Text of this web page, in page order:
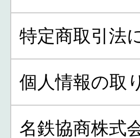
特定商取引法
個人情報の取
名鉄協商株式